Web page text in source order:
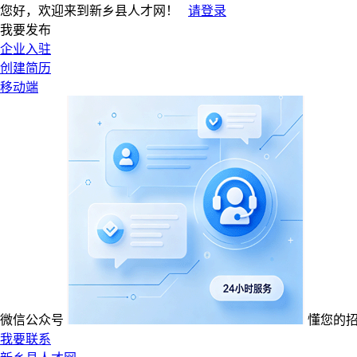
您好，欢迎来到新乡县人才网！
请登录
我要发布
企业入驻
创建简历
移动端
微信公众号
懂您的
我要联系